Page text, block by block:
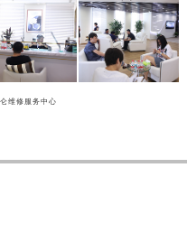
维修服务中心